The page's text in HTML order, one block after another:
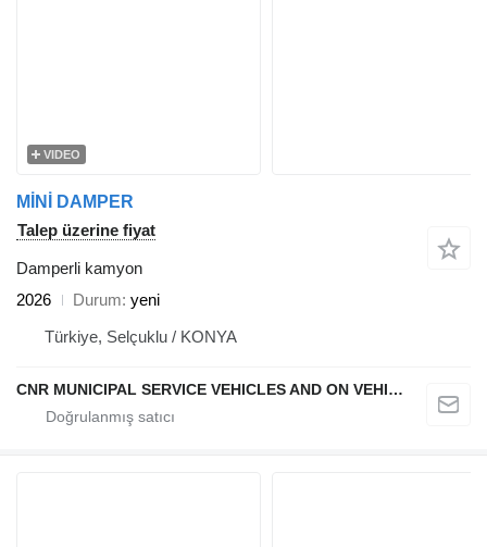
VIDEO
MİNİ DAMPER
Talep üzerine fiyat
Damperli kamyon
2026
Durum yeni
Türkiye, Selçuklu / KONYA
CNR MUNICIPAL SERVICE VEHICLES AND ON VEHICLE EQUIPMENT INDUSTRY TRADE LIMITED COMPANY